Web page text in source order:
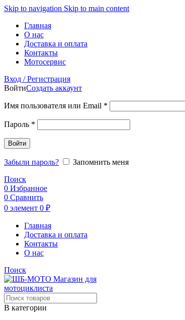
Skip to navigation Skip to main content
Главная
О нас
Доставка и оплата
Контакты
Мотосервис
Вход / Регистрация
ВойтиСоздать аккаунт
Имя пользователя или Email *
Пароль *
Войти
Забыли пароль?
Запомнить меня
Поиск
0 Избранное
0 Сравнить
0 элемент 0 ₽
Главная
Доставка и оплата
Контакты
О нас
Поиск
В категории